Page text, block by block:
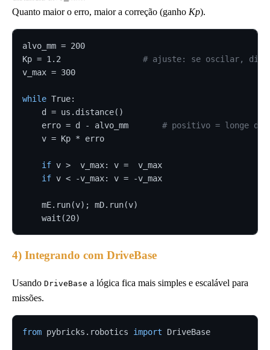
Quanto maior o erro, maior a correção (ganho Kp).
alvo_mm = 200
Kp = 1.2 # ajuste: se oscilar,
v_max = 300
while True:
    d = us.distance()
    erro = d - alvo_mm
# positivo = longe
    v = Kp * erro
if v >  v_max: v =  v_max
if v < -v_max: v = -v_max
    mE.run(v); mD.run(v)
    wait(20)
4) Integrando com DriveBase
Usando DriveBase a lógica fica mais simples e escalável para
missões.
from pybricks.robotics import DriveBase